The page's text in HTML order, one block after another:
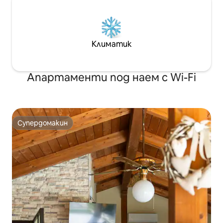
Климатик
Апартаменти под наем с Wi-Fi
Супердомакин
Супердомакин